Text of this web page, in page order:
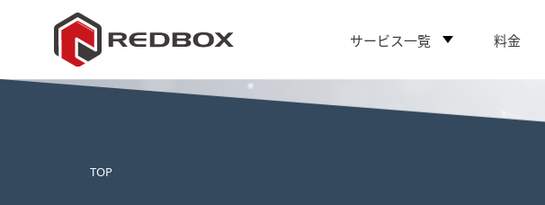
サービス一覧 料金
TOP